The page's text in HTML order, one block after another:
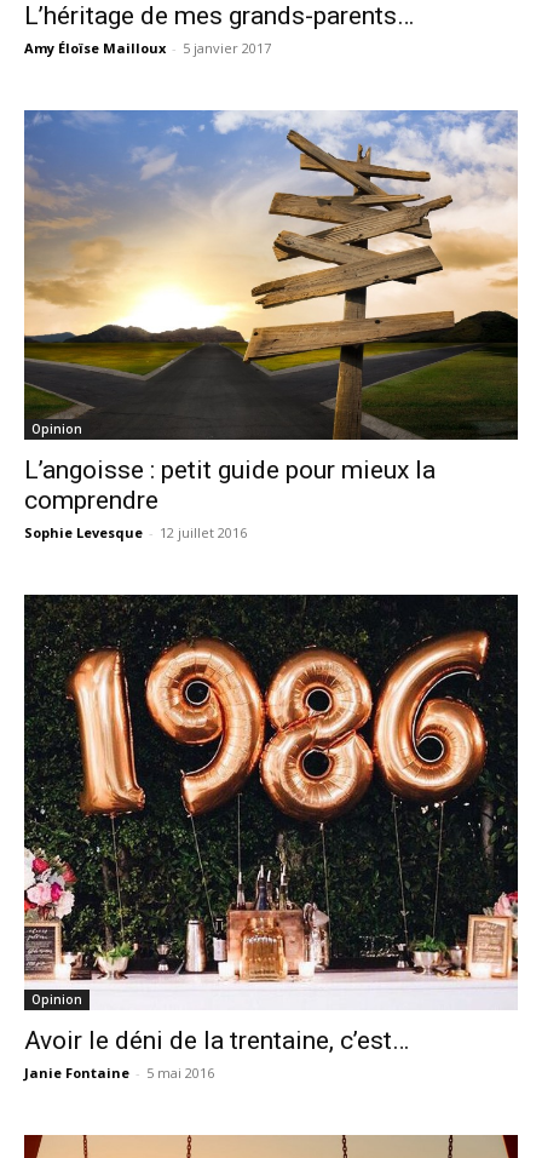
L’héritage de mes grands-parents…
Amy Éloïse Mailloux - 5 janvier 2017
Opinion
L’angoisse : petit guide pour mieux la
comprendre
Sophie Levesque - 12 juillet 2016
Opinion
Avoir le déni de la trentaine, c’est…
Janie Fontaine - 5 mai 2016